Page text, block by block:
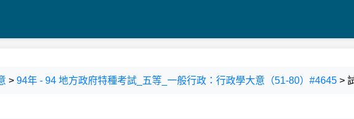
> 94年 - 94 地方政府特種考試_五等_一般行政：行政學大意（51-80）#4645 >